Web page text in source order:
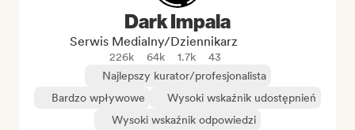
Dark Impala
Serwis Medialny/Dziennikarz
226k 64k 1.7k
43
Najlepszy kurator/profesjonalista
Bardzo wpływowe
Wysoki wskaźnik udostępnień
Wysoki wskaźnik odpowiedzi